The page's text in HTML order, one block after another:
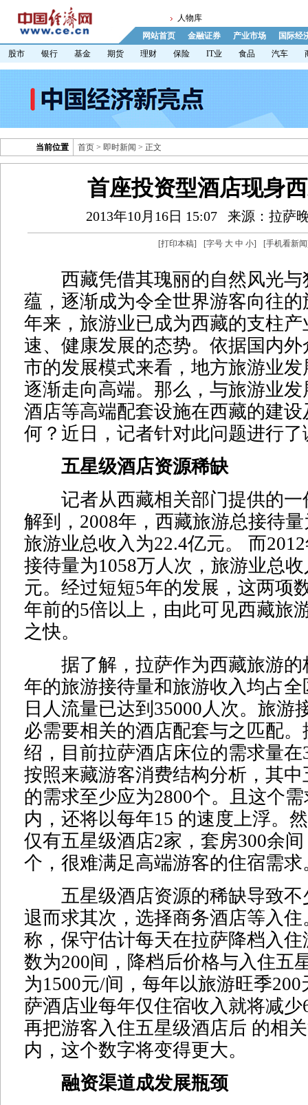
人物库
网站首页
金融证券 产业市场
国际经
股市
银行 基金 期货 理财 保险 IT业 食品 汽车
当前位置 首页 > 即时新闻 > 正文
首座投资型酒店现身
2013年10月16日 15:07 来源：拉萨
[打印本稿] [字号 大 中 小] [手机看新闻
西藏凭借其瑰丽的自然风光与
蕴，逐渐成为令全世界游客向往
年来，旅游业已成为西藏的支柱
速、健康发展的态势。依据国内
市的发展模式来看，地方旅游业
逐渐走向高端。那么，与旅游业
酒店等高端配套设施在西藏的建
何？近日，记者针对此问题进行了
五星级酒店资源稀缺
记者从西藏相关部门提供的一
解到，2008年，西藏旅游总接待
旅游业总收入为22.4亿元。 而
接待量为1058万人次，旅游业总
元。经过短短5年的发展，这两项
年前的5倍以上，由此可见西藏旅
之快。
据了解，拉萨作为西藏旅游的
年的旅游接待量和旅游收入均占全
日人流量已达到35000人次。旅游
必需要相关的酒店配套与之匹配
绍，目前拉萨酒店床位的需求量在
按照来藏游客消费结构分析，其
的需求至少应为2800个。且这个
内，还将以每年15 的速度上浮。
仅有五星级酒店2家，套房300余
个，很难满足高端游客的住宿需求
五星级酒店资源的稀缺导致不
退而求其次，选择商务酒店等入
称，保守估计每天在拉萨降档入
数为200间，降档后价格与入住五
为1500元/间，每年以旅游旺季
萨酒店业每年仅住宿收入就将减少
再把游客入住五星级酒店后 的相
内，这个数字将变得更大。
融资渠道成发展瓶颈